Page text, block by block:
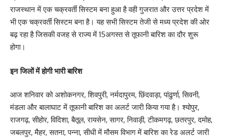
राजस्थान में एक चक्रवर्ती सिस्टम बना हुआ है वही गुजरात और उत्तर प्रदेश में
भी एक चक्रवर्ती सिस्टम बना है। यह सभी सिस्टम तेजी से मध्य प्रदेश की ओर
बढ़ रहा है जिसकी वजह से राज्य में 15अगस्त से तूफानी बारिश का दौर शुरू
होगा।
इन जिलों में होगी भारी बारिश
आज शनिवार को अशोकनगर, शिवपुरी, नर्मदापुरम, छिंदवाड़ा, पांढुर्णा, सिवनी,
मंडला और बालाघाट में तूफानी बारिश का अलर्ट जारी किया गया है। श्योपुर,
राजगढ़, सीहोर, विदिशा, बैतूल, रायसेन, सागर, निवाड़ी, टीकमगढ़, छतरपुर, दमोह,
जबलपुर, मैहर, सतना, पन्ना, सीधी में मौसम विभाग में बारिश का रेड अलर्ट जारी